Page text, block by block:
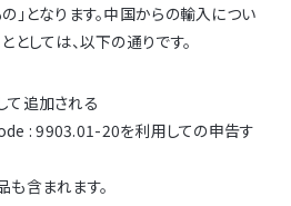
」となります。中国からの輸入につい
としては、以下の通りです。
て追加される
: 9903.01-20を利用しての申告す
含まれます。